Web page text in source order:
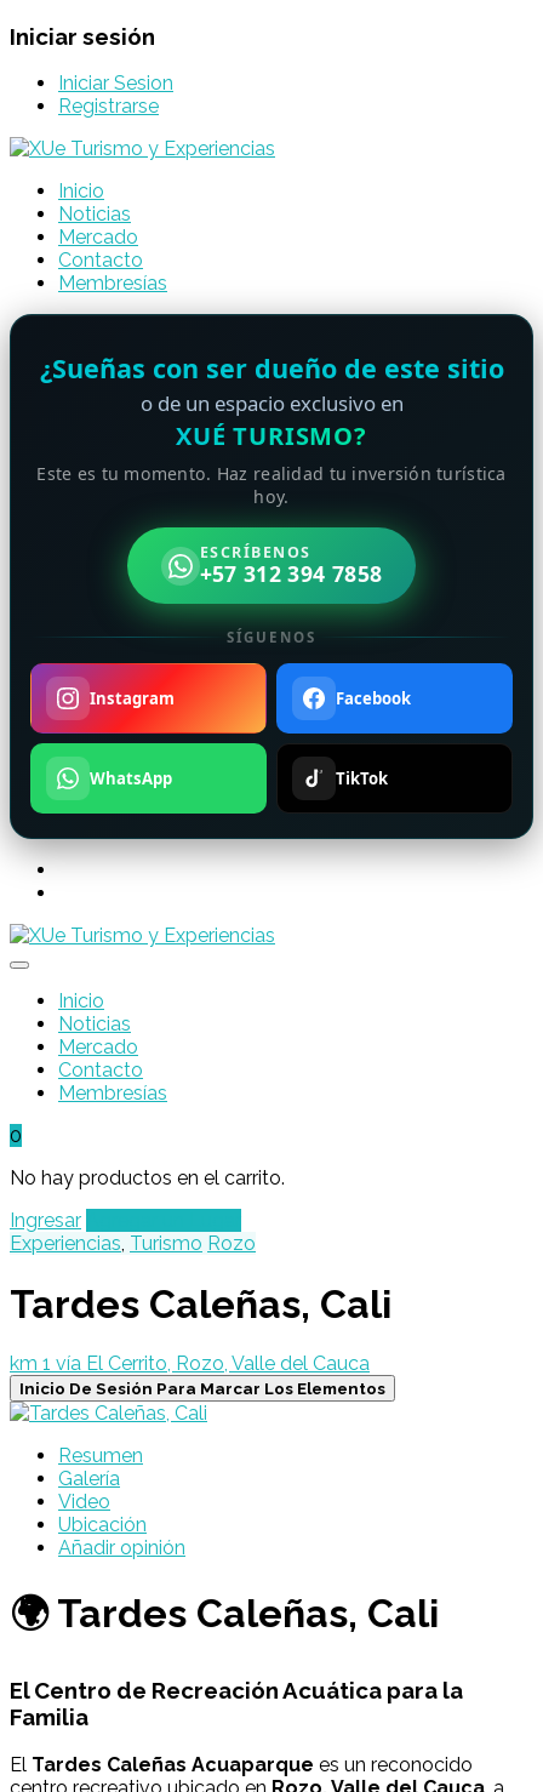
Iniciar sesión
Iniciar Sesion
Registrarse
Inicio
Noticias
Mercado
Contacto
Membresías
¿Sueñas con ser dueño de este sitio
o de un espacio exclusivo en
XUÉ TURISMO?
Este es tu momento. Haz realidad tu inversión turística
hoy.
ESCRÍBENOS
+57 312 394 7858
SÍGUENOS
Instagram Facebook
WhatsApp TikTok
Inicio
Noticias
Mercado
Contacto
Membresías
0
No hay productos en el carrito.
Ingresar
Experiencias, Turismo Rozo
Tardes Caleñas, Cali
km 1 vía El Cerrito, Rozo, Valle del Cauca
Inicio De Sesión Para Marcar Los Elementos
Resumen
Galería
Video
Ubicación
Añadir opinión
🌍 Tardes Caleñas, Cali
El Centro de Recreación Acuática para la
Familia
El Tardes Caleñas Acuaparque es un reconocido